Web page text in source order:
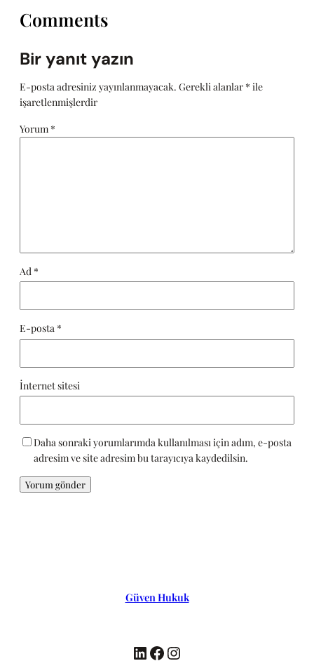
Comments
Bir yanıt yazın
E-posta adresiniz yayınlanmayacak. Gerekli alanlar * ile
işaretlenmişlerdir
Yorum *
Ad *
E-posta *
İnternet sitesi
Daha sonraki yorumlarımda kullanılması için adım, e-posta
adresim ve site adresim bu tarayıcıya kaydedilsin.
Güven Hukuk
LinkedIn Facebook Instagram